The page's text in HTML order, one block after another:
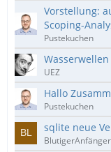
Vorstellung:
Scoping-
Pustekuchen
UEZ
Hallo
Pustekuchen
sqlite neue
BlutigerAnfänger